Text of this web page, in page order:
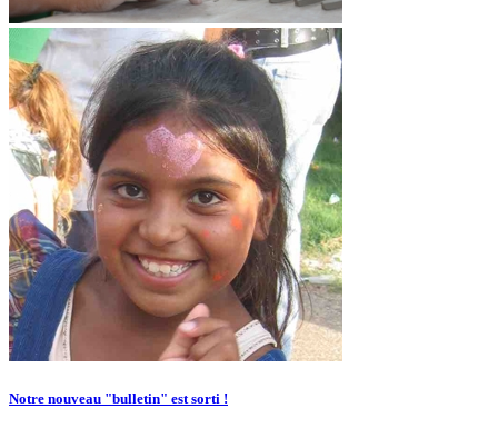
Notre nouveau "bulletin" est sorti !